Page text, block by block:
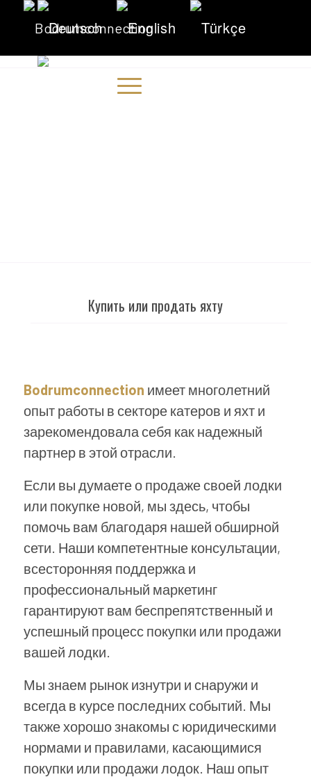
Купить или продать яхту
Bodrumconnection имеет многолетний
опыт работы в секторе катеров и яхт и
зарекомендовала себя как надежный
партнер в этой отрасли.
Если вы думаете о продаже своей лодки
или покупке новой, мы здесь, чтобы
помочь вам благодаря нашей обширной
сети. Наши компетентные консультации,
всесторонняя поддержка и
профессиональный маркетинг
гарантируют вам беспрепятственный и
успешный процесс покупки или продажи
вашей лодки.
Мы знаем рынок изнутри и снаружи и
всегда в курсе последних событий. Мы
также хорошо знакомы с юридическими
нормами и правилами, касающимися
покупки или продажи лодок. Наш опыт